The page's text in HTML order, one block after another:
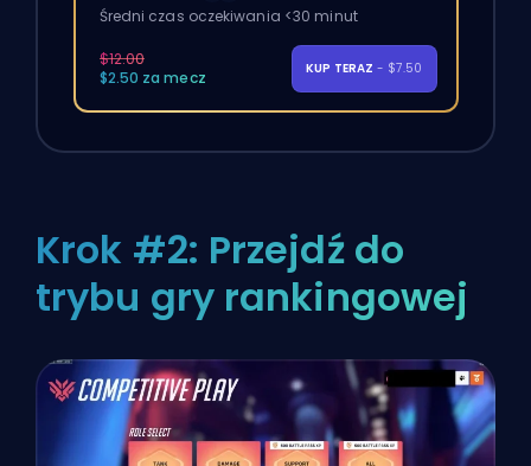
Średni czas oczekiwania <30 minut
$12.00
$2.50 za mecz
KUP TERAZ - $7.50
Krok #2: Przejdź do
trybu gry rankingowej